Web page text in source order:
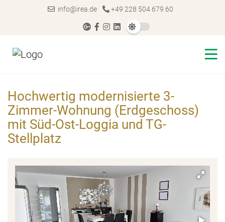
info@irea.de +49 228 504 679 60
Hochwertig modernisierte 3-
Zimmer-Wohnung (Erdgeschoss)
mit Süd-Ost-Loggia und TG-
Stellplatz